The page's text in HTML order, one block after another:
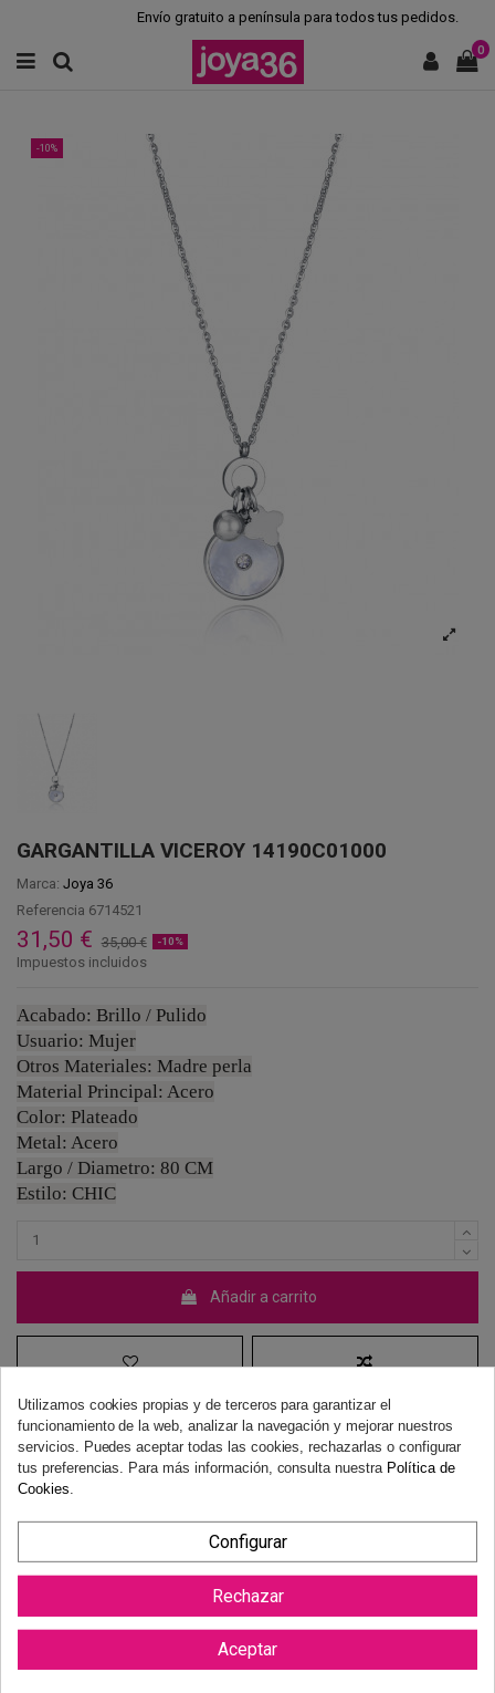
Envío gratuito a península para todos tus pedidos.
0
-10%
GARGANTILLA VICEROY 14190C01000
Marca: Joya 36
Referencia 6714521
31,50 € 35,00 € -10%
Impuestos incluidos
Acabado: Brillo / Pulido
Usuario: Mujer
Otros Materiales: Madre perla
Material Principal: Acero
Color: Plateado
Metal: Acero
Largo / Diametro: 80 CM
Estilo: CHIC
Añadir a carrito
necesidad de justificación.Más información
Utilizamos cookies propias y de terceros para garantizar el
funcionamiento de la web, analizar la navegación y mejorar nuestros
servicios. Puedes aceptar todas las cookies, rechazarlas o configurar
tus preferencias. Para más información, consulta nuestra Política de
Cookies
Configurar
Rechazar
Aceptar